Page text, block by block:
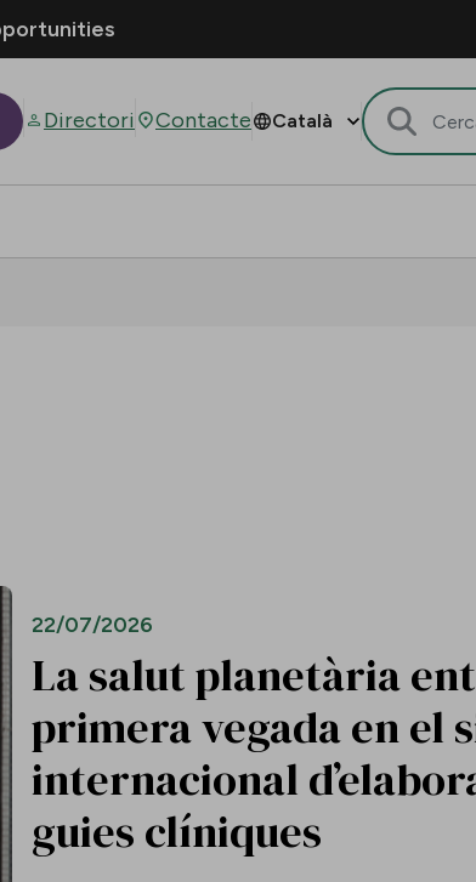
Directori Contacte
22/07/2026
La salut planetària
primera vegada en el
internacional
guies clíniques